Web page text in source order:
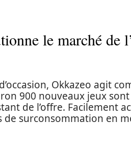
le marché de
Okkazeo agit
900 nouveaux jeux sont
de l’offre. Facilement
surconsommation en